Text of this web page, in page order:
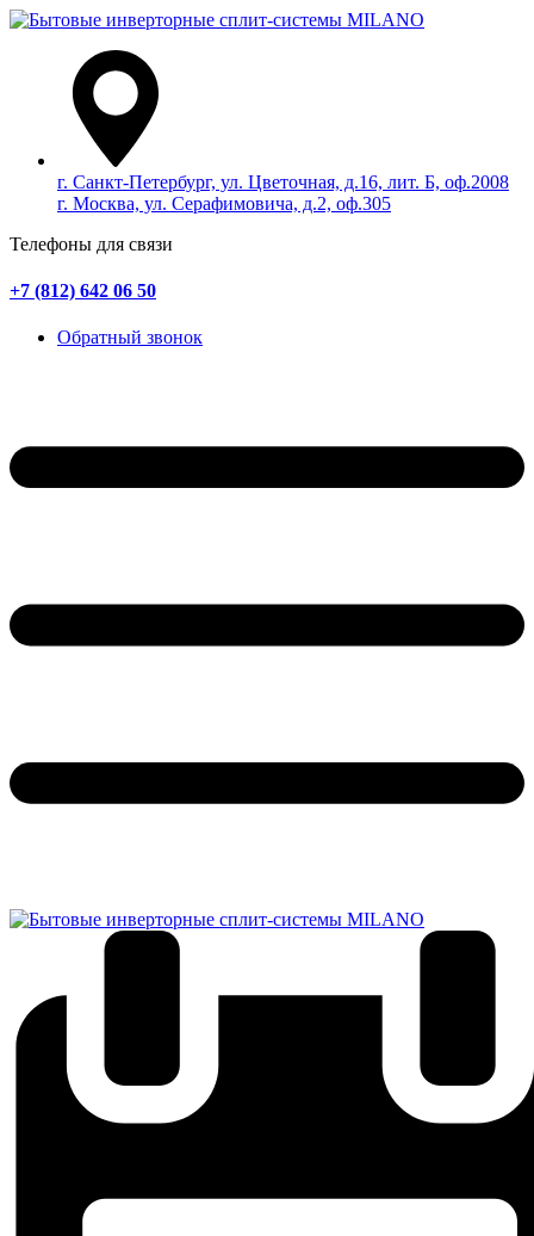
г. Санкт-Петербург, ул. Цветочная, д.16, лит. Б, оф.2008
г. Москва, ул. Серафимовича, д.2, оф.305
Телефоны для связи
+7 (812) 642 06 50
Обратный звонок